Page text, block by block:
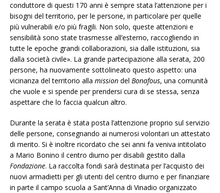
conduttore di questi 170 anni è sempre stata l’attenzione per i
bisogni del territorio, per le persone, in particolare per quelle
più vulnerabili e/o più fragili. Non solo, queste attenzioni e
sensibilità sono state trasmesse all’esterno, raccogliendo in
tutte le epoche grandi collaborazioni, sia dalle istituzioni, sia
dalla società civile». La grande partecipazione alla serata, 200
persone, ha nuovamente sottolineato questo aspetto: una
vicinanza del territorio alla mission del Bonafous, una comunità
che vuole e si spende per prendersi cura di se stessa, senza
aspettare che lo faccia qualcun altro.
Durante la serata è stata posta l’attenzione proprio sul servizio
delle persone, consegnando ai numerosi volontari un attestato
di merito. Si è inoltre ricordato che sei anni fa veniva intitolato
a Mario Bonino il centro diurno per disabili gestito dalla
Fondazione. La raccolta fondi sarà destinata per l’acquisto dei
nuovi armadietti per gli utenti del centro diurno e per finanziare
in parte il campo scuola a Sant’Anna di Vinadio organizzato